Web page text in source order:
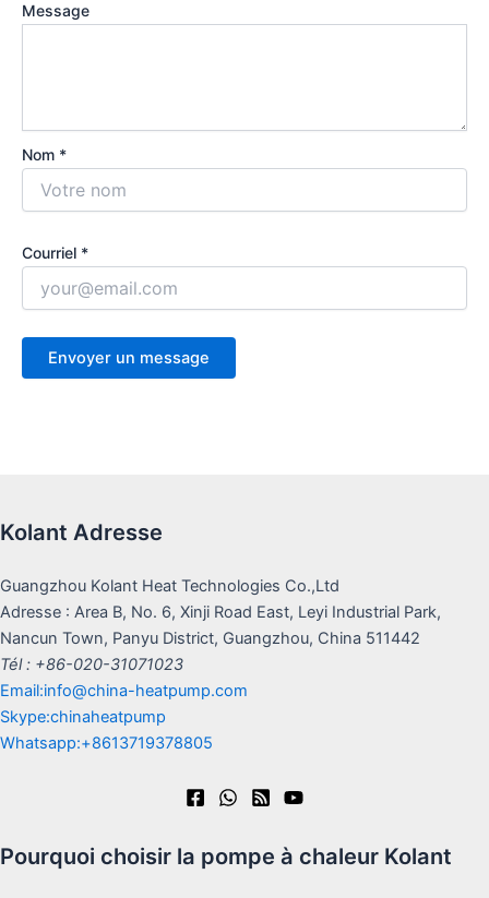
Message
Nom *
Courriel *
Kolant Adresse
Guangzhou Kolant Heat Technologies Co.,Ltd
Adresse : Area B, No. 6, Xinji Road East, Leyi Industrial Park,
Nancun Town, Panyu District, Guangzhou, China 511442
Tél : +86-020-31071023
Email:info@china-heatpump.com
Skype:chinaheatpump
Whatsapp:+8613719378805
Pourquoi choisir la pompe à chaleur Kolant